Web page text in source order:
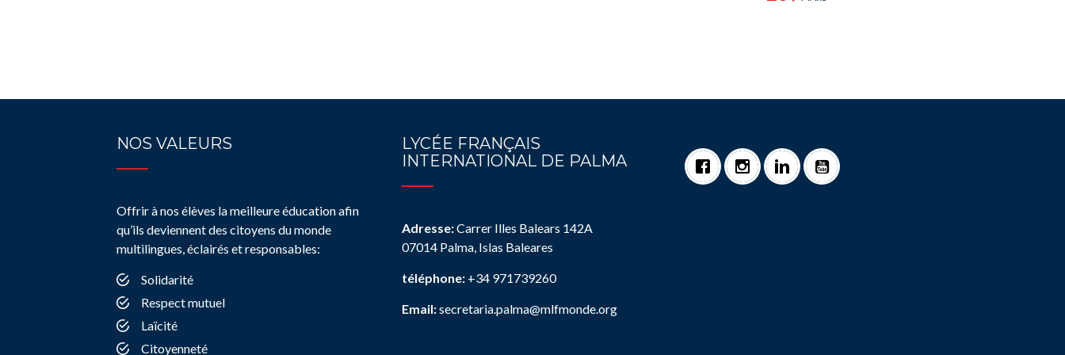
NOS VALEURS
Offrir à nos élèves la meilleure éducation afin
qu’ils deviennent des citoyens du monde
multilingues, éclairés et responsables:
Solidarité
Respect mutuel
Laïcité
Citoyenneté
LYCÉE FRANÇAIS
INTERNATIONAL DE PALMA
Adresse:Carrer Illes Balears 142A
07014 Palma, Islas Baleares
téléphone: +34 971739260
Email:secretaria.palma@mlfmonde.org